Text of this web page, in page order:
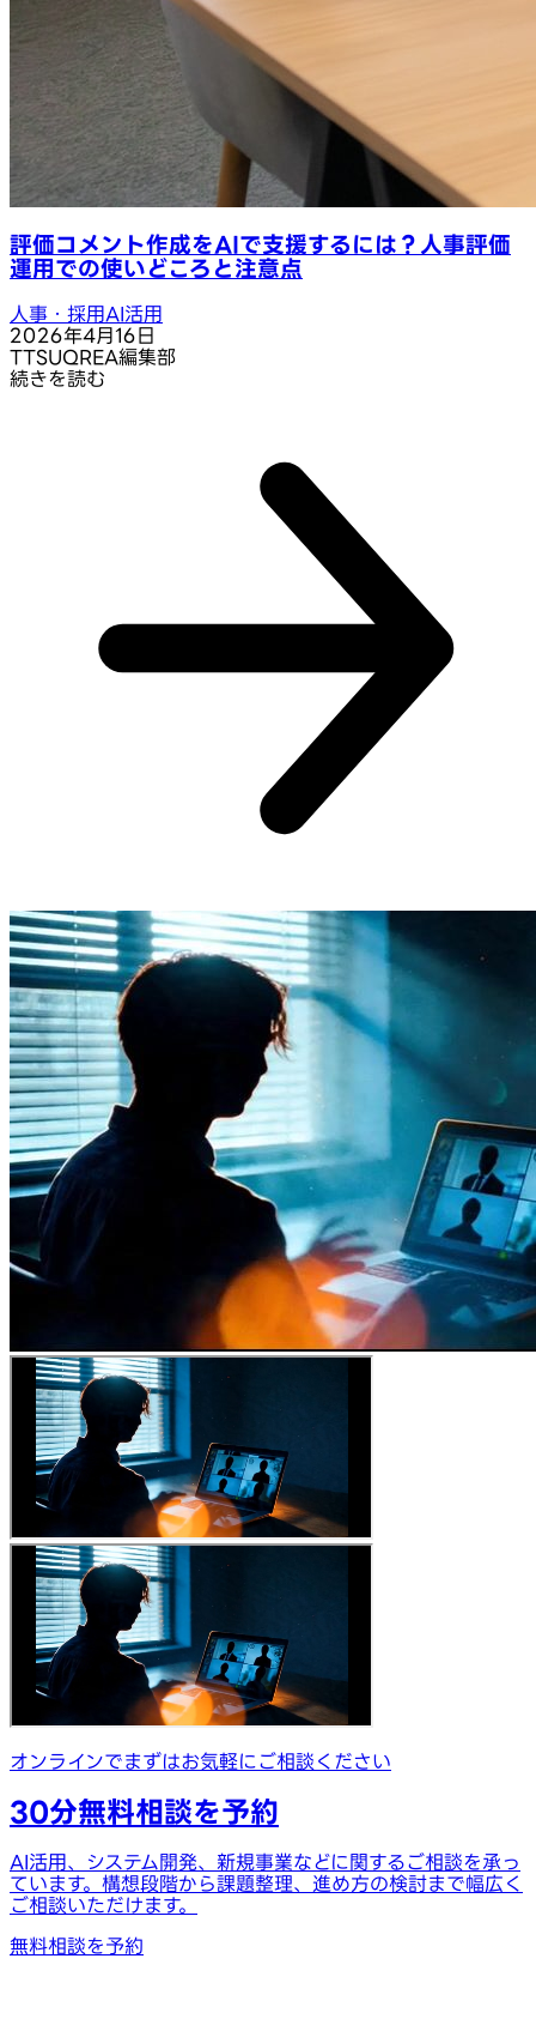
評価コメント作成をAIで支援するには？人事評価
運用での使いどころと注意点
人事・採用AI活用
2026年4月16日
TTSUQREA編集部
続きを読む
オンラインでまずはお気軽にご相談ください
30分無料相談を予約
AI活用、システム開発、新規事業などに関するご相談を承っ
ています。構想段階から課題整理、進め方の検討まで幅広く
ご相談いただけます。
無料相談を予約